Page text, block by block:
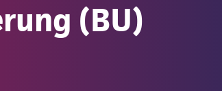
(BU)